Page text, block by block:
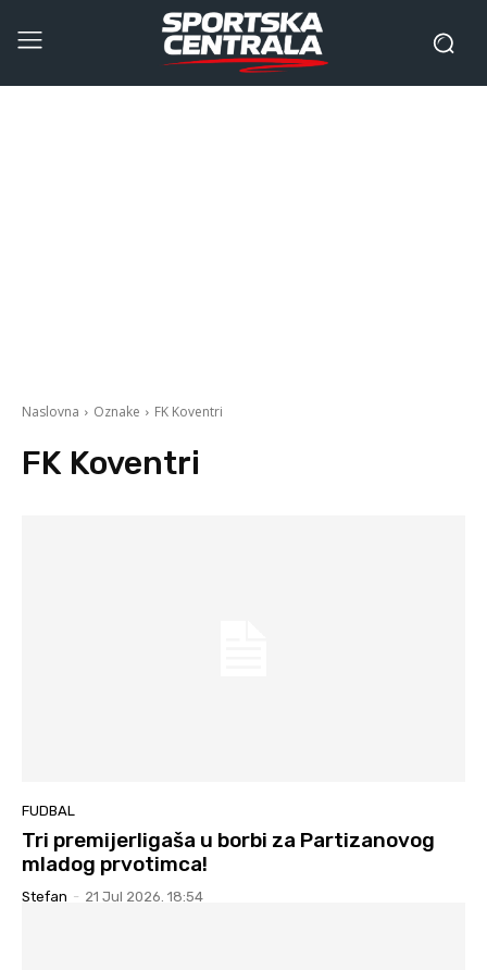
Naslovna Oznake FK Koventri
FK Koventri
FUDBAL
Tri premijerligaša u borbi za Partizanovog
mladog prvotimca!
Stefan - 21 Jul 2026. 18:54